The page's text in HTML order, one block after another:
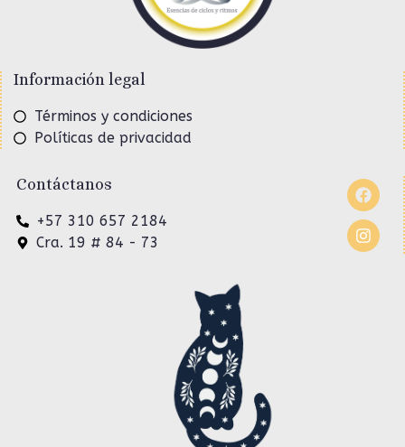
Información legal
Términos y condiciones
Políticas de privacidad
Contáctanos
+57 310 657 2184
Cra. 19 # 84 - 73